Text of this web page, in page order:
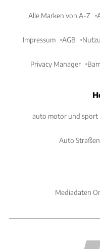
Alle Marken von A-Z
Impressum AGB
Privacy Manager
auto motor und sport
Auto
Mediadaten